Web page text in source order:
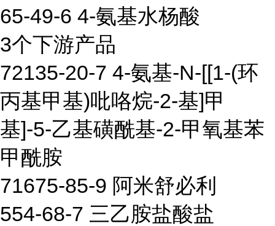
65-49-6 4-氨基水杨酸
3个下游产品
72135-20-7 4-氨基-N-[[1-(环
丙基甲基)吡咯烷-2-基]甲
基]-5-乙基磺酰基-2-甲氧基苯
甲酰胺
71675-85-9 阿米舒必利
554-68-7 三乙胺盐酸盐